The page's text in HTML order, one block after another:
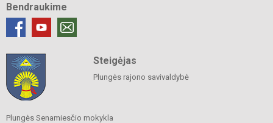
Bendraukime
Steigėjas
Plungės rajono savivaldybė
Plungės Senamiesčio mokykla